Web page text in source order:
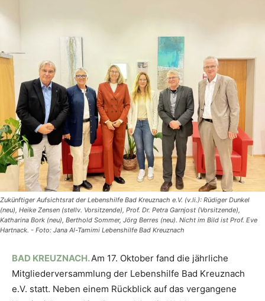
Zukünftiger Aufsichtsrat der Lebenshilfe Bad Kreuznach e.V. (v.li.): Rüdiger Dunkel
(neu), Heike Zensen (stellv. Vorsitzende), Prof. Dr. Petra Garnjost (Vorsitzende),
Katharina Bork (neu), Berthold Sommer, Jörg Berres (neu). Nicht im Bild ist Prof. Eve
Hartnack. - Foto: Jana Al-Tamimi Lebenshilfe Bad Kreuznach
BAD KREUZNACH.Am 17. Oktober fand die jährliche
Mitgliederversammlung der Lebenshilfe Bad Kreuznach
e.V. statt. Neben einem Rückblick auf das vergangene